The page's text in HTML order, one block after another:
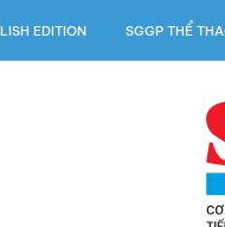
EDITION SGGP THỂ